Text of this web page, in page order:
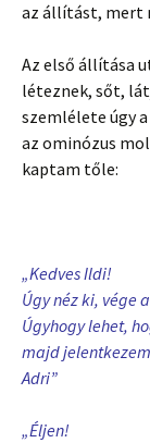
az állítást, mert
Az első állítása
léteznek, sőt,
szemlélete úgy
az ominózus
kaptam tőle:
„Kedves Ildi!
Úgy néz ki, vége
Úgyhogy lehet,
majd
Adri”
„Éljen!